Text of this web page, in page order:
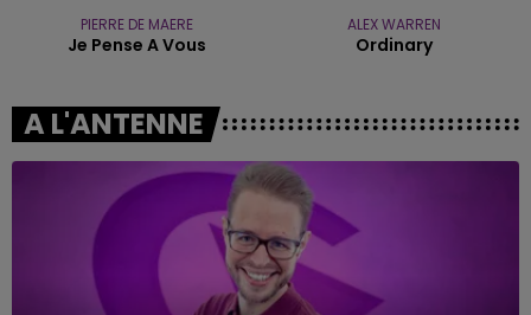
PIERRE DE MAERE
Je Pense A Vous
ALEX WARREN
Ordinary
A L'ANTENNE